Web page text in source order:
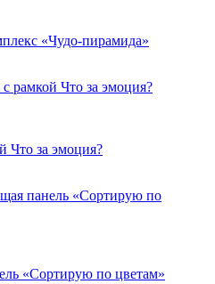
«Чудо-пирамида»
Что за эмоция?
«Сортирую по цветам»